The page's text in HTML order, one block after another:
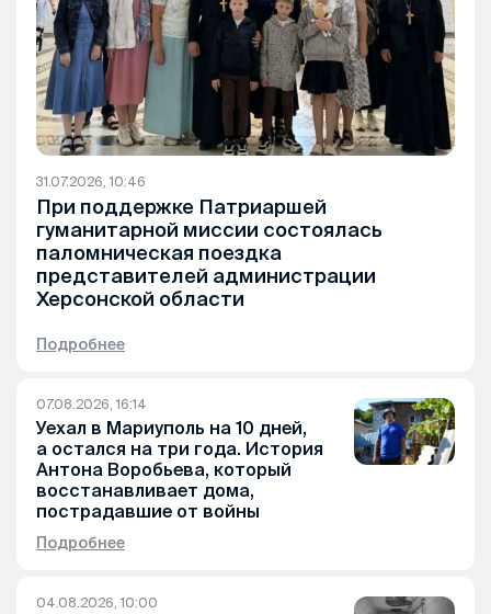
31.07.2026, 10:46
При поддержке Патриаршей
гуманитарной миссии состоялась
паломническая поездка
представителей администрации
Херсонской области
Подробнее
07.08.2026, 16:14
Уехал в Мариуполь на 10 дней,
а остался на три года. История
Антона Воробьева, который
восстанавливает дома,
пострадавшие от войны
Подробнее
04.08.2026, 10:00